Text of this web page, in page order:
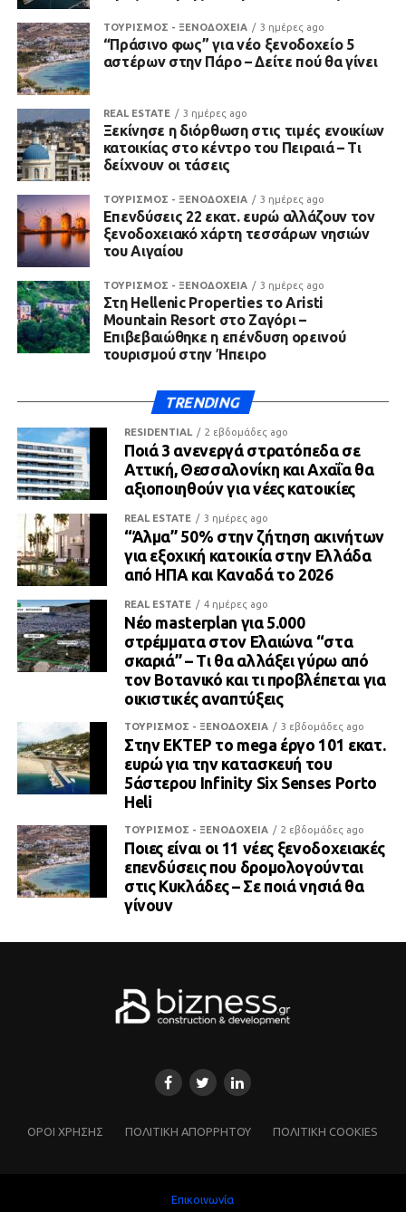
ΤΟΥΡΙΣΜΟΣ - ΞΕΝΟΔΟΧΕΙΑ 3 ημέρες ago
“Πράσινο φως” για νέο ξενοδοχείο 5
αστέρων στην Πάρο – Δείτε πού θα γίνει
REAL ESTATE 3 ημέρες ago
Ξεκίνησε η διόρθωση στις τιμές ενοικίων
κατοικίας στο κέντρο του Πειραιά – Τι
δείχνουν οι τάσεις
ΤΟΥΡΙΣΜΟΣ - ΞΕΝΟΔΟΧΕΙΑ 3 ημέρες ago
Επενδύσεις 22 εκατ. ευρώ αλλάζουν τον
ξενοδοχειακό χάρτη τεσσάρων νησιών
του Αιγαίου
ΤΟΥΡΙΣΜΟΣ - ΞΕΝΟΔΟΧΕΙΑ 3 ημέρες ago
Στη Hellenic Properties το Aristi
Mountain Resort στο Ζαγόρι –
Επιβεβαιώθηκε η επένδυση ορεινού
τουρισμού στην Ήπειρο
TRENDING
RESIDENTIAL 2 εβδομάδες ago
Ποιά 3 ανενεργά στρατόπεδα σε
Αττική, Θεσσαλονίκη και Αχαΐα θα
αξιοποιηθούν για νέες κατοικίες
REAL ESTATE 3 ημέρες ago
“Άλμα” 50% στην ζήτηση ακινήτων
για εξοχική κατοικία στην Ελλάδα
από ΗΠΑ και Καναδά το 2026
REAL ESTATE 4 ημέρες ago
Νέο masterplan για 5.000
στρέμματα στον Ελαιώνα “στα
σκαριά” – Τι θα αλλάξει γύρω από
τον Βοτανικό και τι προβλέπεται για
οικιστικές αναπτύξεις
ΤΟΥΡΙΣΜΟΣ - ΞΕΝΟΔΟΧΕΙΑ 3 εβδομάδες ago
Στην ΕΚΤΕΡ το mega έργο 101 εκατ.
ευρώ για την κατασκευή του
5άστερου Infinity Six Senses Porto
Heli
ΤΟΥΡΙΣΜΟΣ - ΞΕΝΟΔΟΧΕΙΑ 2 εβδομάδες ago
Ποιες είναι οι 11 νέες ξενοδοχειακές
επενδύσεις που δρομολογούνται
στις Κυκλάδες – Σε ποιά νησιά θα
γίνουν
ΌΡΟΙ ΧΡΗΣΗΣ ΠΟΛΙΤΙΚΗ ΑΠΟΡΡΗΤΟΥ ΠΟΛΙΤΙΚΗ COOKIES
Επικοινωνία